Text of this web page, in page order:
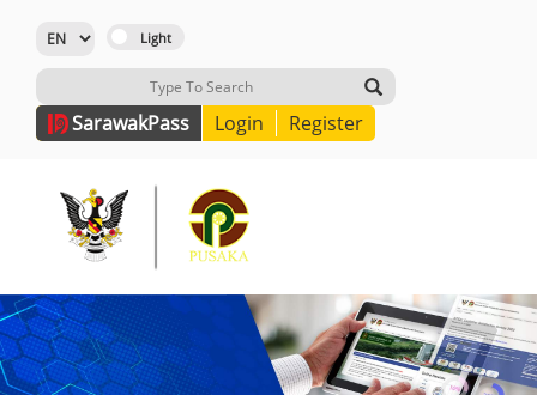
SarawakPass Login Register